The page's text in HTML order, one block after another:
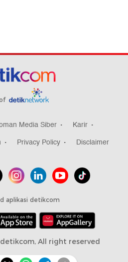
Media Siber
Karir
Privacy Policy Disclaimer
aplikasi detikcom
All right reserved